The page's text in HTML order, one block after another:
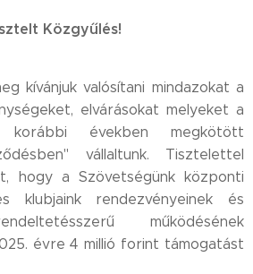
Közgyűlés!
kívánjuk valósítani mindazokat a
elvárásokat melyeket a
években megkötött
vállaltunk. Tisztelettel
hogy a Szövetségünk központi
klubjaink rendezvényeinek és
működésének
évre 4 millió forint támogatást